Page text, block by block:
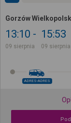
Gorzów
13:10
09 sierpnia
15:53
09 sierpnia
ADRES-ADRES